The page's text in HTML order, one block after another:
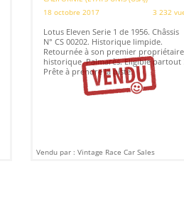
18 octobre 2017
3 232
Lotus Eleven Serie 1 de 1956. Châssis
N° CS 00202. Historique limpide.
Retournée à son premier propriétaire
historique. Palmarès. Eligible partout
Prête à prendre la piste.
Vendu par : Vintage Race Car Sales